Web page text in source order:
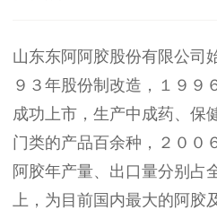
山东东阿阿胶股份有限公司
９３年股份制改造，１９９
成功上市，生产中成药、保
门类的产品百余种，２００
阿胶年产量、出口量分别占
上，为目前国内最大的阿胶